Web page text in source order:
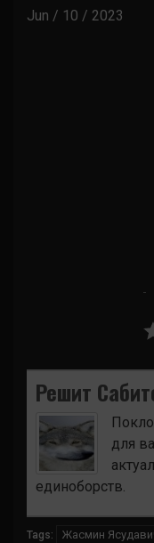
Jun / 10 / 2023
Решит
для
единоборств.
Tags: Жасмин